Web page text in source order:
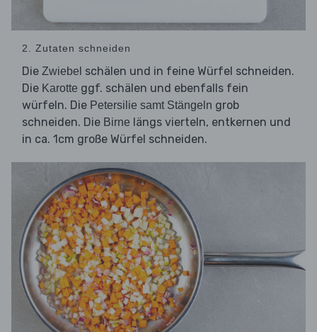
2. Zutaten schneiden
Die Zwiebel schälen und in feine Würfel schneiden.
Die Karotte ggf. schälen und ebenfalls fein
würfeln. Die Petersilie samt Stängeln grob
schneiden. Die Birne längs vierteln, entkernen und
in ca. 1cm große Würfel schneiden.